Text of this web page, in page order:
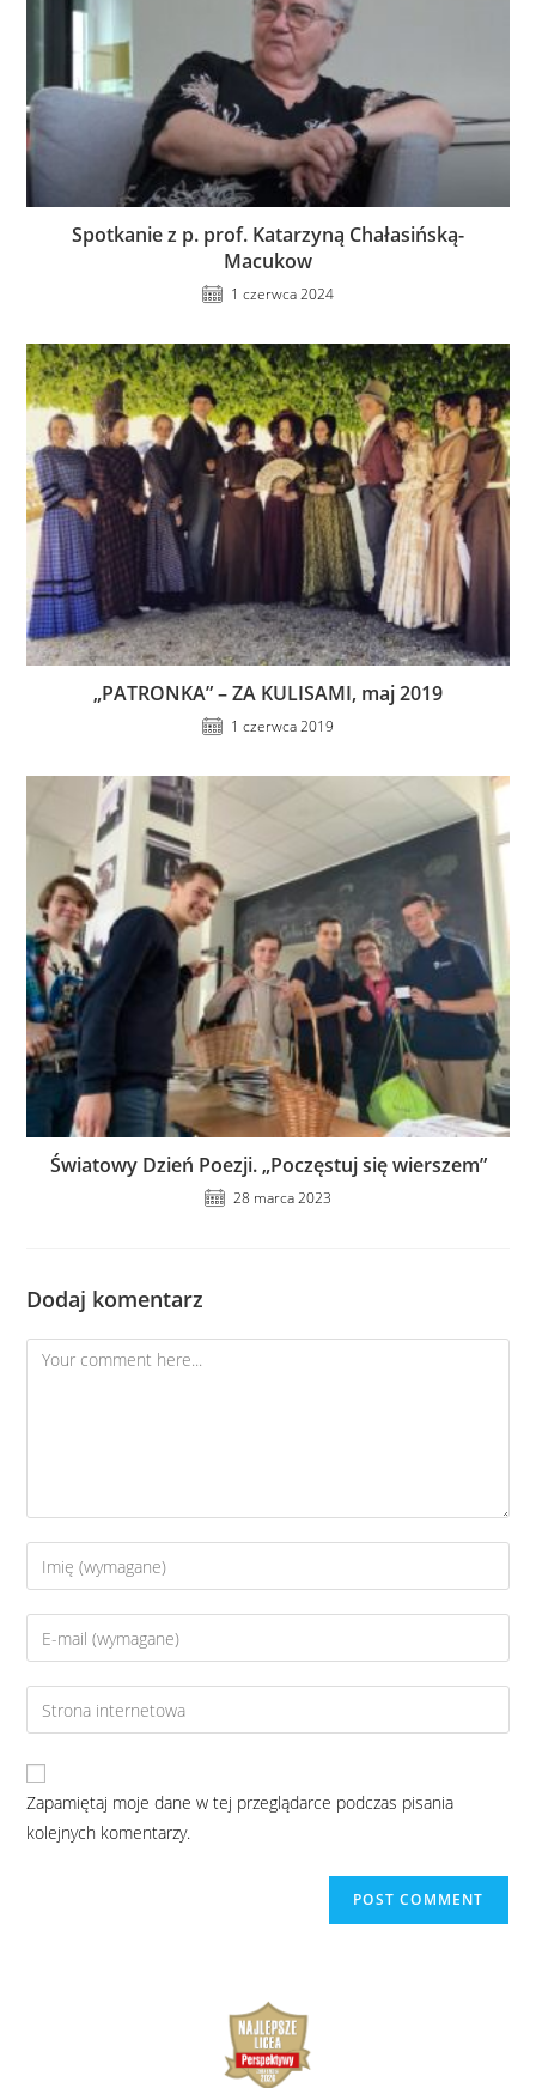
Spotkanie z p. prof. Katarzyną Chałasińską-
Macukow
1 czerwca 2024
„PATRONKA” – ZA KULISAMI, maj 2019
1 czerwca 2019
Światowy Dzień Poezji. „Poczęstuj się wierszem”
28 marca 2023
Dodaj komentarz
Zapamiętaj moje dane w tej przeglądarce podczas pisania
kolejnych komentarzy.